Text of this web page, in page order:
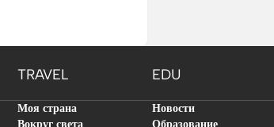
TRAVEL EDU
Моя страна
Вокруг света
Новости
Образование